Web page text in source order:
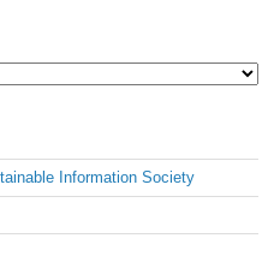
Information Society